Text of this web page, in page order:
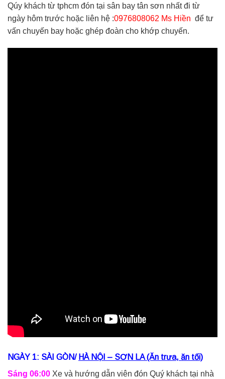
Qúy khách từ tphcm đón tại sân bay tân sơn nhất đi từ
ngày hôm trước hoặc liên hệ :0976808062 Ms Hiền để tư
vấn chuyến bay hoặc ghép đoàn cho khớp chuyến.
NGÀY 1: SÀI GÒN/ HÀ NỘI – SƠN LA (Ăn trưa, ăn tối)
Sáng 06:00 Xe và hướng dẫn viên đón Quý khách tại nhà